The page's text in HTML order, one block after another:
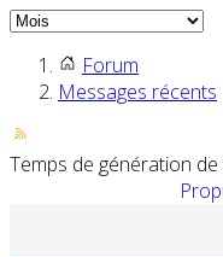
Forum
Messages récents
Temps de génération